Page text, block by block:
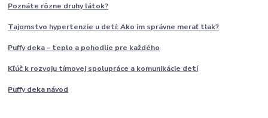
Poznáte rôzne druhylátok?
Tajomstvo hypertenzie u detí: Ako im správne merať tlak?
Puffy deka – teplo a pohodlie pre každého
Kľúč k rozvoju tímovej spolupráce a komunikácie detí
Puffy deka návod